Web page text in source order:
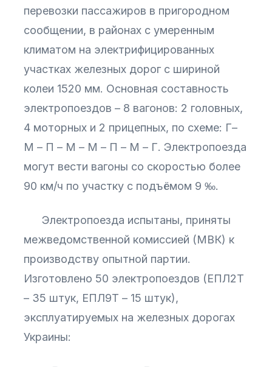
перевозки пассажиров в пригородном
сообщении, в районах с умеренным
климатом на электрифицированных
участках железных дорог с шириной
колеи 1520 мм. Основная составность
электропоездов – 8 вагонов: 2 головных,
4 моторных и 2 прицепных, по схеме: Г–
М – П – М – М – П – М – Г. Электропоезда
могут вести вагоны со скоростью более
90 км/ч по участку с подъёмом 9 ‰.
Электропоезда испытаны, приняты
межведомственной комиссией (МВК) к
производству опытной партии.
Изготовлено 50 электропоездов (ЕПЛ2Т
– 35 штук, ЕПЛ9Т – 15 штук),
эксплуатируемых на железных дорогах
Украины: